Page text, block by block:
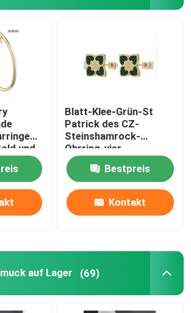
uns in Verbindung
aus Edelstahl vorrätig
und
Blatt-Klee-Grün-St
Patrick des CZ-
Steinshamrock-
Ohrring-vier
Tagesohrringe für
Frauen-irischen
Schmuck
Bestpreis
Kontakt
auf Lager (69)